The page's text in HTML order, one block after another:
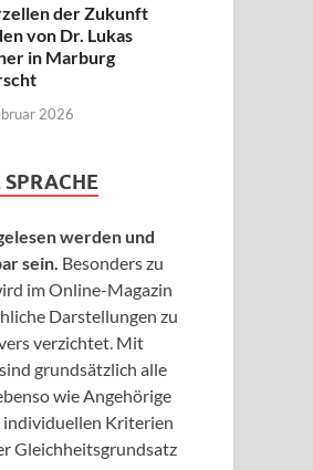
der Zukunft
von Dr. Lukas
in Marburg
2026
SPRACHE
werden und
sein. Besonders zu
im Online-Magazin
Darstellungen zu
verzichtet. Mit
grundsätzlich alle
wie Angehörige
individuellen Kriterien
Gleichheitsgrundsatz